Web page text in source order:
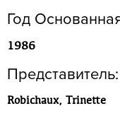
Год
1986
Представитель:
Robichaux, Trinette